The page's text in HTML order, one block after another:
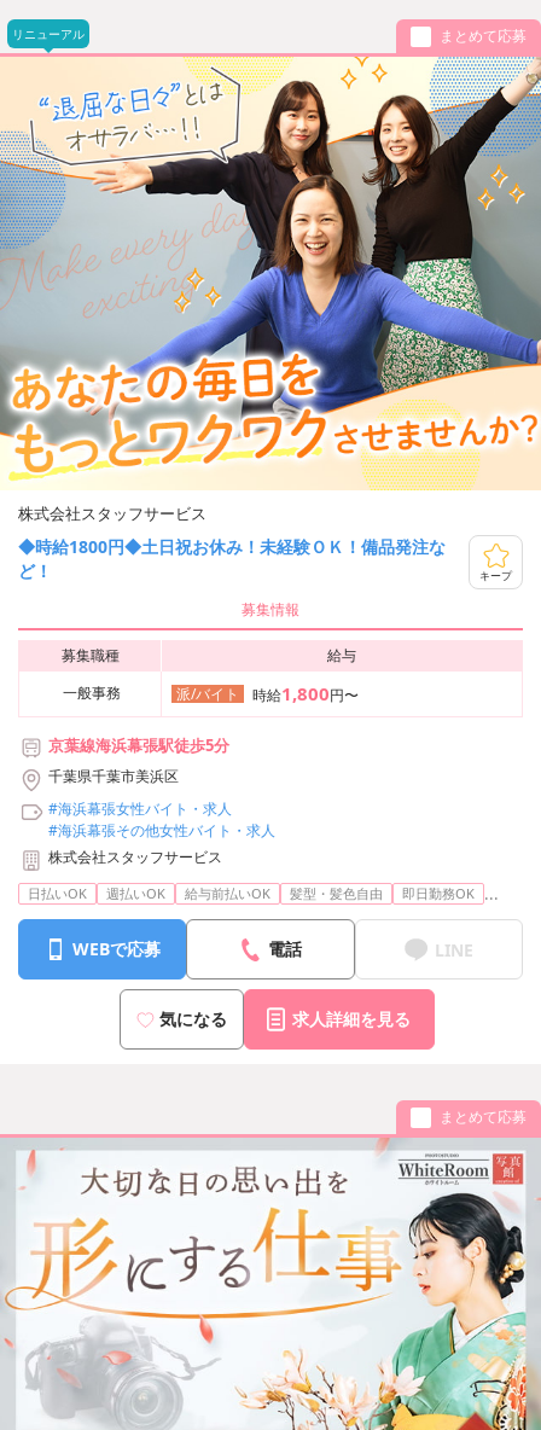
リニューアル まとめて応募
株式会社スタッフサービス
◆時給1800円◆土日祝お休み！未経験ＯＫ！備品発注な
ど！
キープ
募集情報
募集職種
給与
一般事務
派/バイト 時給1,800円〜
京葉線海浜幕張駅徒歩5分
千葉県千葉市美浜区
#海浜幕張女性バイト・求人
#海浜幕張その他女性バイト・求人
株式会社スタッフサービス
日払いOK 週払いOK 給与前払いOK 髪型・髪色自由 即日勤務OK ...
WEBで応募 電話 LINE
気になる 求人詳細を見る
まとめて応募